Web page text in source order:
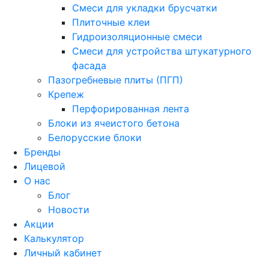
Смеси для укладки брусчатки
Плиточные клеи
Гидроизоляционные смеси
Смеси для устройства штукатурного
фасада
Пазогребневые плиты (ПГП)
Крепеж
Перфорированная лента
Блоки из ячеистого бетона
Белорусские блоки
Бренды
Лицевой
О нас
Блог
Новости
Акции
Калькулятор
Личный кабинет